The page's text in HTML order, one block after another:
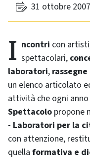
31 ottobre 2007
Incontri con
spettacolari,
laboratori, rassegne
un elenco articolato
attività che ogni
Spettacolo propone
- Laboratori per la
con attenzione,
quella formativa e